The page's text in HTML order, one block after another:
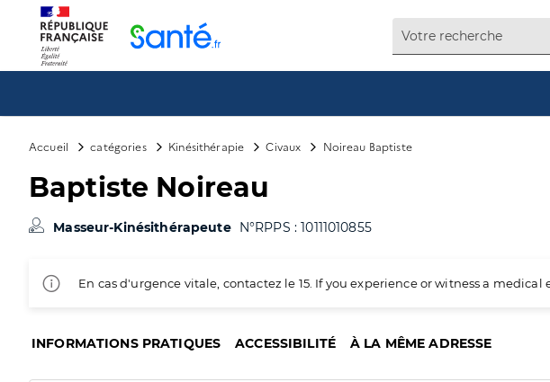
Accueil catégories Kinésithérapie Civaux Noireau Baptiste
Baptiste Noireau
Masseur-Kinésithérapeute N°RPPS : 10111010855
En cas d'urgence vitale, contactez le 15. If you experience or witness a
INFORMATIONS PRATIQUES ACCESSIBILITÉ À LA MÊME ADRESSE
Panneau de gestion des cookies